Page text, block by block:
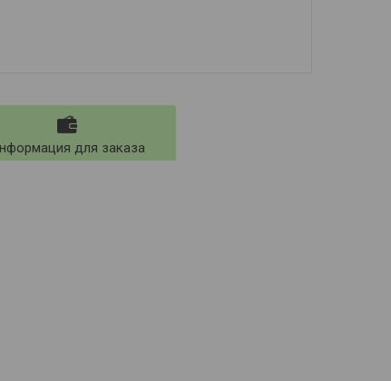
для заказа